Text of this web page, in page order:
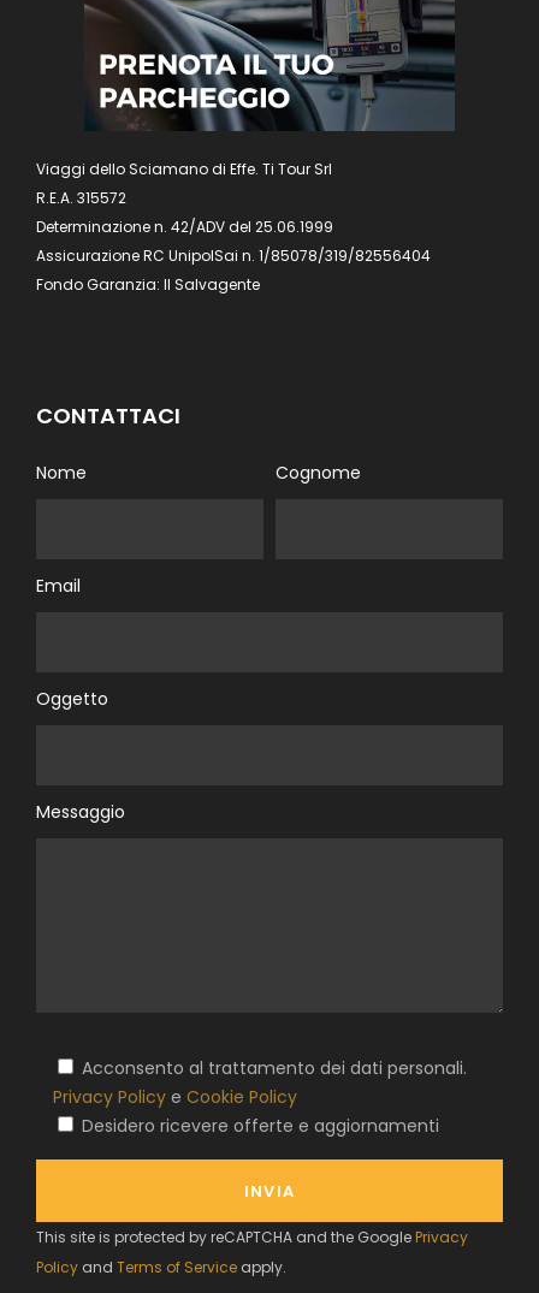
Viaggi dello Sciamano di Effe. Ti Tour Srl
R.E.A. 315572
Determinazione n. 42/ADV del 25.06.1999
Assicurazione RC UnipolSai n. 1/85078/319/82556404
Fondo Garanzia: Il Salvagente
CONTATTACI
Nome Cognome
Email
Oggetto
Messaggio
Acconsento al trattamento dei dati personali.
Privacy Policy e Cookie Policy
Desidero ricevere offerte e aggiornamenti
This site is protected by reCAPTCHA and the Google Privacy
Policy and Terms of Service apply.